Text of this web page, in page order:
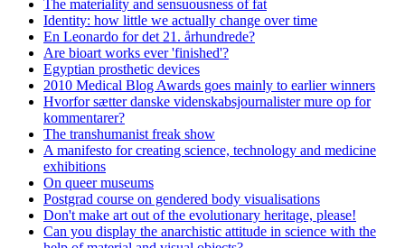
The materiality and sensuousness of fat
Identity: how little we actually change over time
En Leonardo for det 21. århundrede?
Are bioart works ever 'finished'?
Egyptian prosthetic devices
2010 Medical Blog Awards goes mainly to earlier winners
Hvorfor sætter danske videnskabsjournalister mure op for
kommentarer?
The transhumanist freak show
A manifesto for creating science, technology and medicine
exhibitions
On queer museums
Postgrad course on gendered body visualisations
Don't make art out of the evolutionary heritage, please!
Can you display the anarchistic attitude in science with the